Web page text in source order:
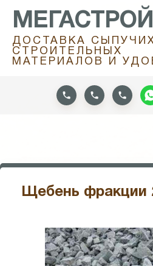
ДОСТАВКА
СТРОИТЕЛЬНЫХ
МАТЕРИАЛОВ И
Щебень фракции